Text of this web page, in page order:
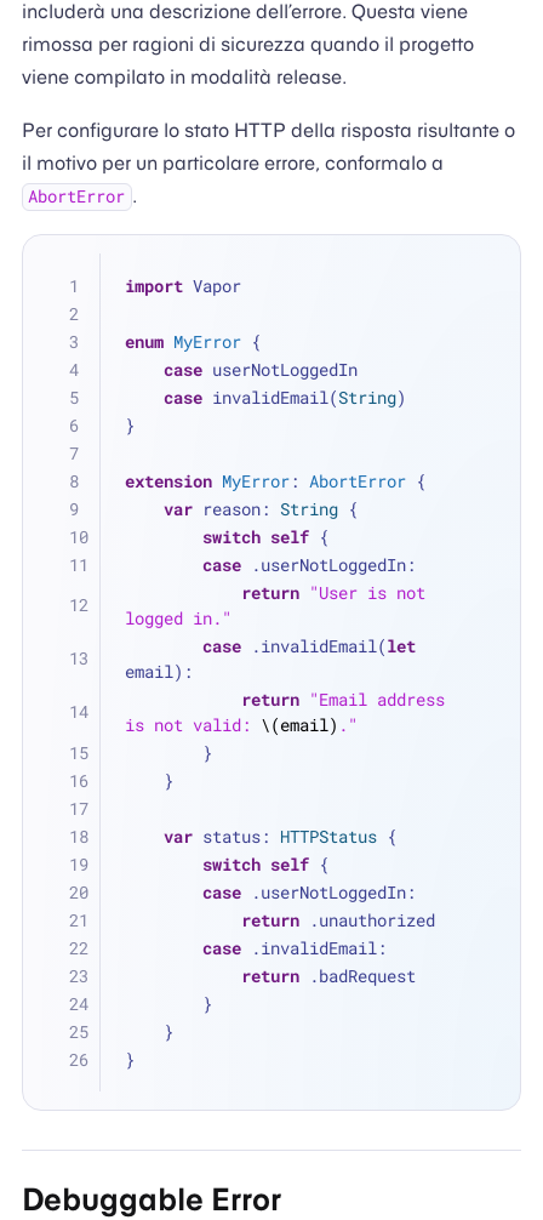
includerà una descrizione dell’errore. Questa viene
rimossa per ragioni di sicurezza quando il progetto
viene compilato in modalità release.
Per configurare lo stato HTTP della risposta risultante o
il motivo per un particolare errore, conformalo a
AbortError .
import Vapor
enum MyError {
case userNotLoggedIn
case invalidEmail(String)
}
extension MyError: AbortError {
var reason: String {
switch self {
case .userNotLoggedIn:
return "User is not
logged in."
case .invalidEmail(let
email):
return "Email address
is not valid: \(email) ."
        }
    }
var status: HTTPStatus {
switch self {
case .userNotLoggedIn:
return .unauthorized
case .invalidEmail:
return .badRequest
        }
    }
}
Debuggable Error